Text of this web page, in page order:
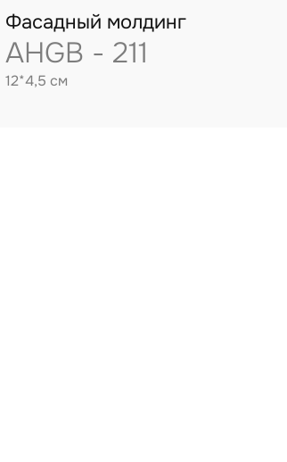
Фасадный молдинг
AHGB - 211
12*4,5 см